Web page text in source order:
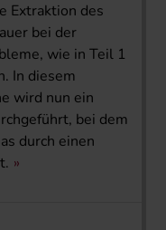
Extraktion des
bei der
wie in Teil 1
In diesem
wird nun ein
bei dem
durch einen